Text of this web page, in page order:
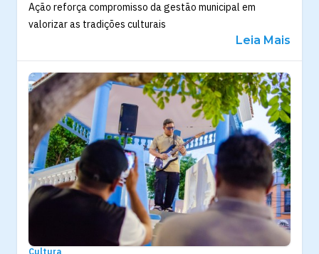
Ação reforça compromisso da gestão municipal em
valorizar as tradições culturais
Leia Mais
Cultura